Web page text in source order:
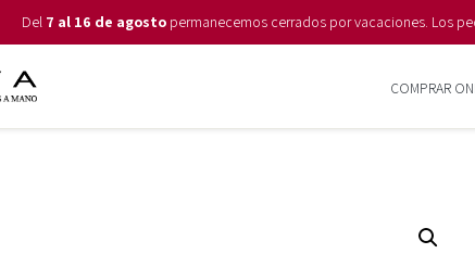
Del 7 al 16 de agosto permanecemos cerrados por vacaciones. Los
COMPRAR